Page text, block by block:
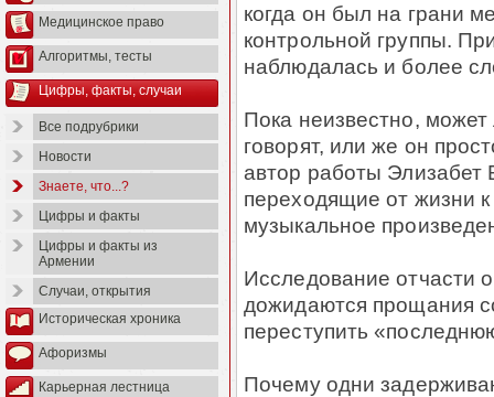
Медицинское право
Алгоритмы, тесты
Цифры, факты, случаи
Все подрубрики
Новости
Знаете, что...?
Цифры и факты
Цифры и факты из
Армении
Случаи, открытия
Историческая хроника
Афоризмы
Карьерная лестница
когда он был на грани
контрольной группы.
наблюдалась и более
Пока неизвестно,
говорят, или же он
автор работы Элизабет
переходящие от жизни
музыкальное
Исследование отчасти
дожидаются прощания
переступить
Почему одни